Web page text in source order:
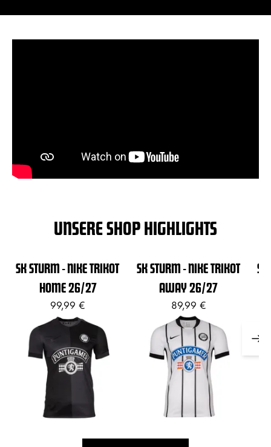
UNSERE SHOP HIGHLIGHTS
SK STURM - NIKE TRIKOT
HOME 26/27
99,99 €
SK STURM - NIKE TRIKOT
AWAY 26/27
89,99 €